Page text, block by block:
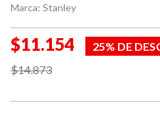
Marca: Stanley
$11.154
25% DE
$14.873